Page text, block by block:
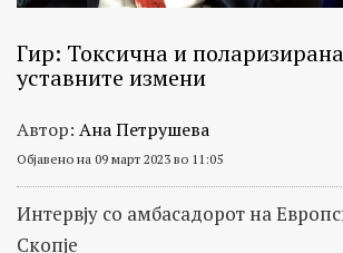
Гир: Токсична и
уставните измени
Автор: Ана Петрушева
Објавено на 09 март 2023 во 11:05
Интервју со амбасадорот на
Скопје